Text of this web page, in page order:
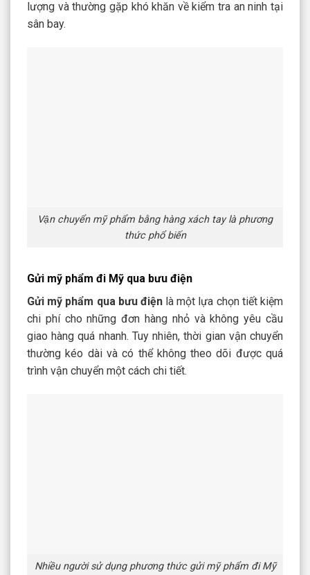
lượng và thường gặp khó khăn về kiểm tra an ninh tại
sân bay.
Vận chuyển mỹ phẩm bằng hàng xách tay là phương
thức phổ biến
Gửi mỹ phẩm đi Mỹ qua bưu điện
Gửi mỹ phẩm qua bưu điệnlà một lựa chọn tiết kiệm
chi phí cho những đơn hàng nhỏ và không yêu cầu
giao hàng quá nhanh. Tuy nhiên, thời gian vận chuyển
thường kéo dài và có thể không theo dõi được quá
trình vận chuyển một cách chi tiết.
Nhiều người sử dụng phương thức gửi mỹ phẩm đi Mỹ